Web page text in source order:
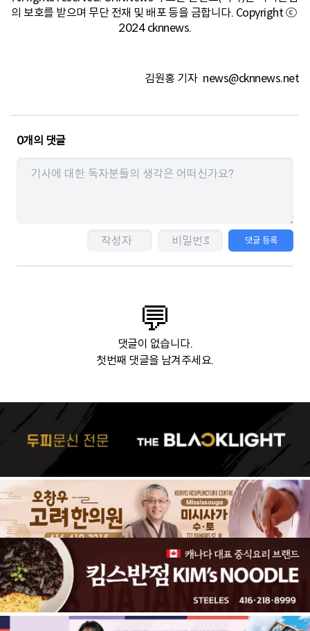
의 보호를 받으며 무단 전재 및 배포 등을 금합니다. Copyright ⓒ
2024 cknnews.
김원홍 기자 news@cknnews.net
0개의 댓글
댓글 등록
💬
댓글이 없습니다.
첫번째 댓글을 남겨주세요.